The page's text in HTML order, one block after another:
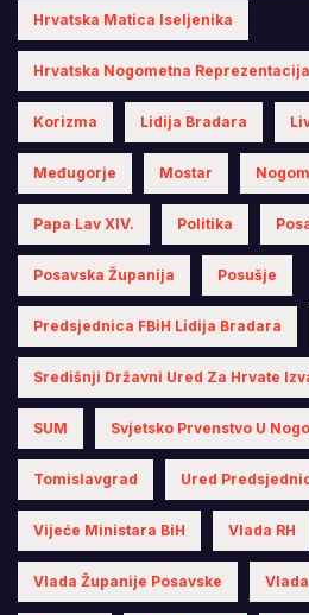
Hrvatska Matica Iseljenika
Hrvatska Nogometna Reprezentacija
Korizma Lidija Bradara
Međugorje Mostar
Papa Lav XIV. Politika
Posavska Županija Posušje
Predsjednica FBiH Lidija Bradara
Središnji Državni Ured Za Hrvate
SUM Svjetsko Prvenstvo U
Tomislavgrad Ured
Vijeće Ministara BiH Vlada RH
Vlada Županije Posavske